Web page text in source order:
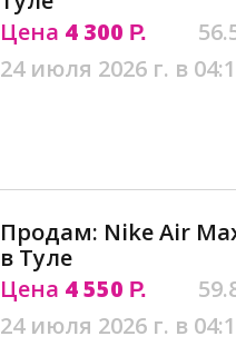
Цена 4 300 Р.
24 июля 2026 г. в
Продам: Nike Air
в Туле
Цена 4 550 Р.
24 июля 2026 г. в